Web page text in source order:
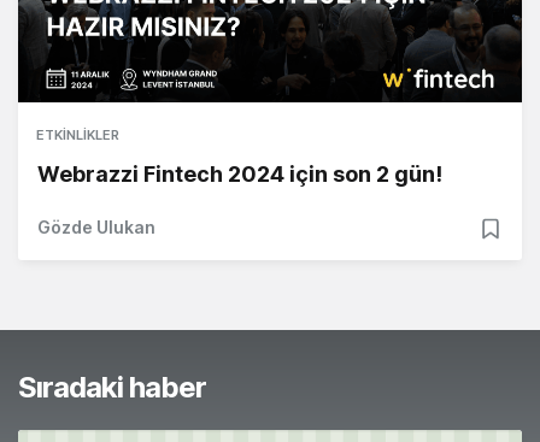
ETKINLIKLER
Webrazzi Fintech 2024 için son 2 gün!
Gözde Ulukan
Sıradaki haber